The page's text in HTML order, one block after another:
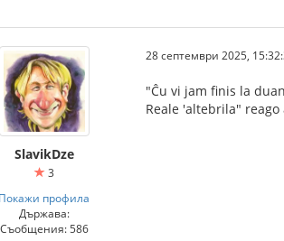
SlavikDze
3
Покажи профила
Държава:
Съобщения: 586
28 септември 2025,
"Ĉu vi jam finis la
Reale 'altebrila"